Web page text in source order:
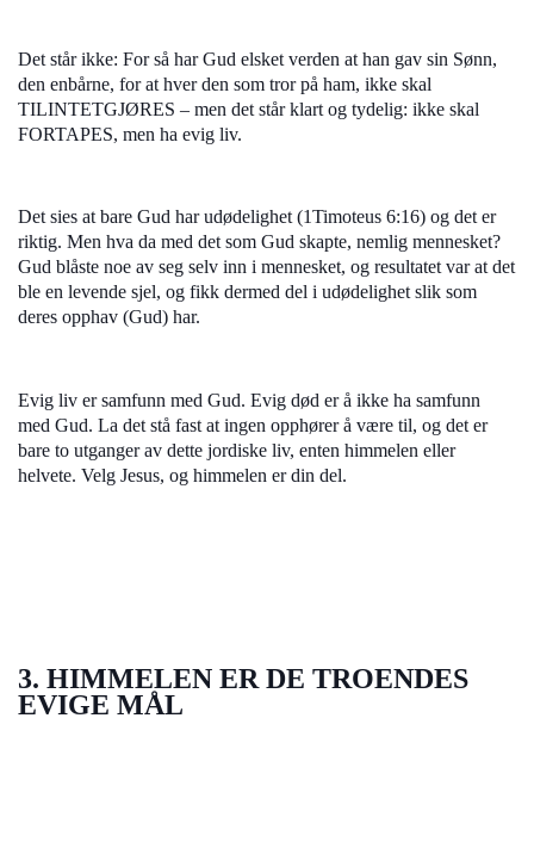
Det står ikke: For så har Gud elsket verden at han gav sin Sønn,
den enbårne, for at hver den som tror på ham, ikke skal
TILINTETGJØRES – men det står klart og tydelig: ikke skal
FORTAPES, men ha evig liv.
Det sies at bare Gud har udødelighet (1Timoteus 6:16) og det er
riktig. Men hva da med det som Gud skapte, nemlig mennesket?
Gud blåste noe av seg selv inn i mennesket, og resultatet var at det
ble en levende sjel, og fikk dermed del i udødelighet slik som
deres opphav (Gud) har.
Evig liv er samfunn med Gud. Evig død er å ikke ha samfunn
med Gud. La det stå fast at ingen opphører å være til, og det er
bare to utganger av dette jordiske liv, enten himmelen eller
helvete. Velg Jesus, og himmelen er din del.
3. HIMMELEN ER DE TROENDES
EVIGE MÅL